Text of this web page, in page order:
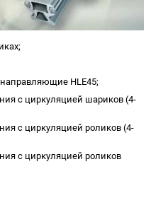
HLE45;
с циркуляцией шариков (4-
с циркуляцией роликов (4-
с циркуляцией роликов